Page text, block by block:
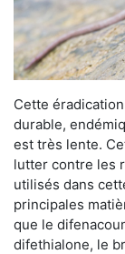
Cette
durable,
est très lente.
lutter contre les
utilisés dans
principales
que le
difethialone, le